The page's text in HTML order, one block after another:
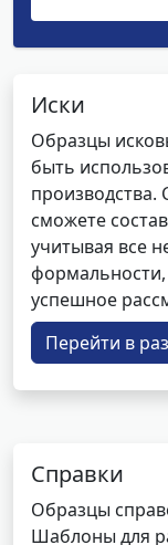
Иски
Образцы
быть
сможете
учитывая все
успешное
Перейти в
Справки
Образцы
Шаблоны для